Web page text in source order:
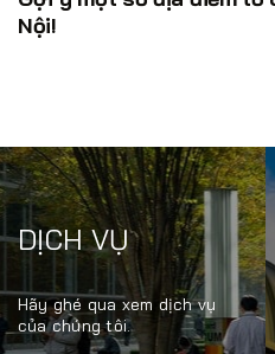
Nội!
DỊCH VỤ
Hãy ghé qua xem dịch vụ
của chúng tôi.